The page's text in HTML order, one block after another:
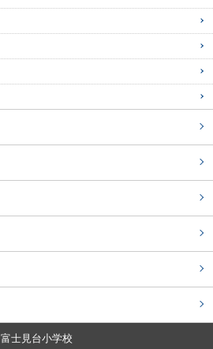
富士見台小学校